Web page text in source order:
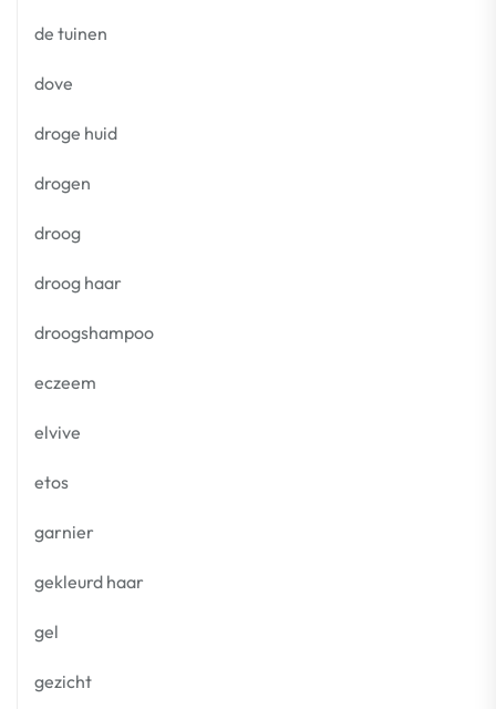
de tuinen
dove
droge huid
drogen
droog
droog haar
droogshampoo
eczeem
elvive
etos
garnier
gekleurd haar
gel
gezicht